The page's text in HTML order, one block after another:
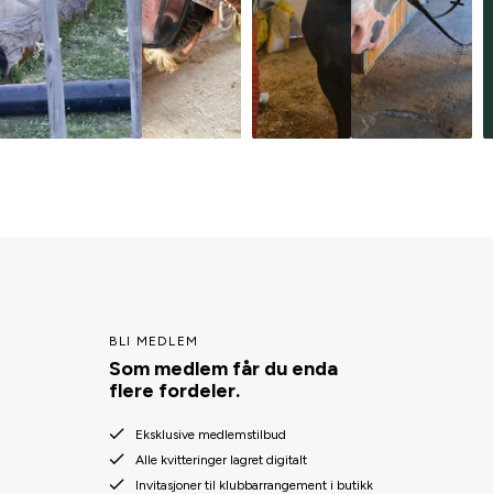
BLI MEDLEM
Som medlem får du enda
flere fordeler.
Eksklusive medlemstilbud
Alle kvitteringer lagret digitalt
Invitasjoner til klubbarrangement i butikk